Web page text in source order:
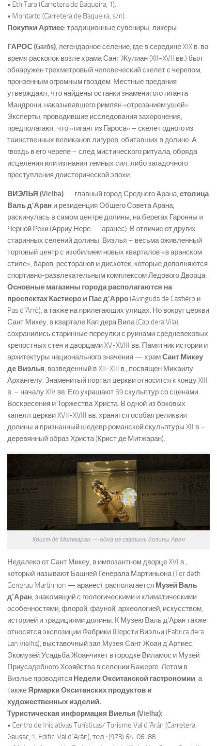
• Eth Taro (Carretera de Baqueira, 1).
• Montarto (Carretera de Baqueira, s/n).
Покупки Артиес: традиционные сувениры, ликеры
ГАРОС (Garòs), легендарное селение, где в середине XIX в. во
время раскопок возле храма Сант Жулиан (XII-XVII вв.) был
обнаружен трехметровый человеческий скелет с черепом,
пронзенным огромным гвоздем. Местные предания
утверждают, что найдены останки знаменитого гиганта
Мандрони, наказывавшего римлян «отрезанием ушей».
Эксперты, проводившие исследования захоронения,
предполагают, что «гигант из Гароса» – скелет одного из
таинственных великанов лигуров, обитавших в долине. А
гвоздь в его черепе – след мистического ритуала, обряда
исцеления или изгнания темных сил, либо загадочного
преступления доисторической эпохи.
ВИЭЛЬЯ (Vielha) — главный город Среднего Арана, столица
Валь д’Аран и резиденция Общего Совета Арана,
раскинулась в самом центре долины, на берегах Гаронны и
Черной Реки (Арриу Нере — аранес). В отличие от других
старинных селений долины, Виэлья – весьма оживленный
торговый центр с изобилием новых кварталов «в аранском
стиле», баров, ресторанов и дискотек, которые дополняются
спортивно-развлекательным комплексом Ледового Дворца.
Основные магазины города располагаются на
проспектах Кастиеро и Пас д’Арро(Avinguda de Castièro и
Pas d´Arrò), а также на прилегающих улицах. Но вокруг церкви
Сант Микеу, в квартале Кап дера Вила (Cap dera Vila),
сохранились старинные переулки с руинами средневековых
крепостных стен и дворцами XV-XVIII вв. Памятник истории и
архитектуры национального значения — храмСант Микеу
де Виэлья, возведенный в XII-XIII в., посвящен Михаилу
Архангелу. Знаменитый портал церкви относится к концу XIII
в. – началу XIV вв. Его украшают 59 скульптур со сценами
Воскресения и Торжества Христа. В одной из боковых
капелл церкви XVII-XVIII вв. хранится особая реликвия
долины и признанный шедевр романской скульптуры XII в –
деревянный образ Христа (Крист де Митжаран).
Крист де Митжаран — одна из святынь долины Аран
Недалеко от Сант Микеу, в импозантном дворце XVI в.,
который называют Башней Генерала Мартиньона (Tor deth
Generau Martinhon — аранес), располагается Музей Валь
д’Аран , знакомящий с геологическими и климатическими
особенностями, флорой, фауной, археологией, искусством,
историей и традициями долины. К Музею Валь д’Аран также
относятся экспозиции Фабрики Шерсти Виэльи (Fabrica dera
Lan Vielha), выставочный зал Музея Сант Жоан д’Артиес,
Экомузей Усадьба Жоанчикет в городке Виламос и Музей
Приусадебного Хозяйства в селении Бажерге. Летом в
Виэлье проводятся Недели Окситанской гастрономии , а
такжеЯрмарки Окситанских продуктов и
художественных изделий.
Туристическая информация Виелья (Vielha):
• Centro de Iniciativas Turísticas/ Torisme Val d´Arán (Carretera
Gausac, 1, Edifici Val d´Arán), тел.: (973) 64-06-88.